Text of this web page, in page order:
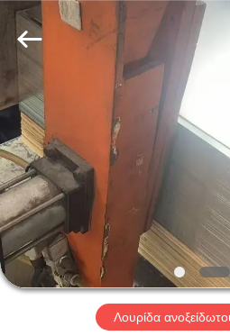
ΣΠΊΤΙ
ΠΡΟΪΌΝΤΑ
ΒΊΝΤΕΟ
ΠΕΡΊΠΟΥ
ΕΜΕΊΣ
Special
Reserved.
Λουρίδα